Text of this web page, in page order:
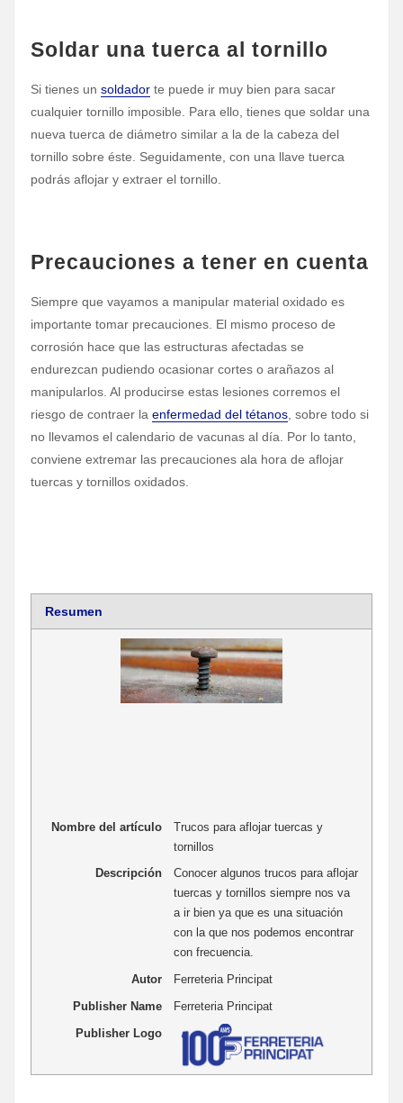
Soldar una tuerca al tornillo
Si tienes un soldadorte puede ir muy bien para sacar
cualquier tornillo imposible. Para ello, tienes que soldar una
nueva tuerca de diámetro similar a la de la cabeza del
tornillo sobre éste. Seguidamente, con una llave tuerca
podrás aflojar y extraer el tornillo.
Precauciones a tener en cuenta
Siempre que vayamos a manipular material oxidado es
importante tomar precauciones. El mismo proceso de
corrosión hace que las estructuras afectadas se
endurezcan pudiendo ocasionar cortes o arañazos al
manipularlos. Al producirse estas lesiones corremos el
riesgo de contraer la enfermedad del tétanos, sobre todo si
no llevamos el calendario de vacunas al día. Por lo tanto,
conviene extremar las precauciones ala hora de aflojar
tuercas y tornillos oxidados.
Resumen
Nombre del artículo
Trucos para aflojar tuercas y
tornillos
Descripción
Conocer algunos trucos para aflojar
tuercas y tornillos siempre nos va
a ir bien ya que es una situación
con la que nos podemos encontrar
con frecuencia.
Autor
Ferreteria Principat
Publisher Name
Ferreteria Principat
Publisher Logo